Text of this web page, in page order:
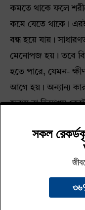
কমতে থাকে ফলে
কমে যেতে থাকে।
বন্ধ হয়ে যায়।
মেনোপজ হয়। তবে
হতে পারে, যেমন-
আগে হয়। অন্যান্য
জরায়ু বা ডিম্বাশয়
মেনোপজের আগে
সময়ে মাসিক
আবার কখনও কয়েক
তখন, যখন দীর্ঘ এক
মেনোপজ হওয়ার এক